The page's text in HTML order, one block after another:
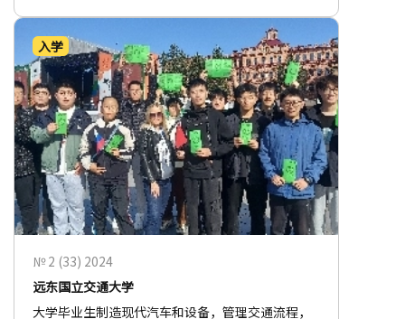
入学
№ 2 (33) 2024
远东国立交通大学
大学毕业生制造现代汽车和设备，管理交通流程，